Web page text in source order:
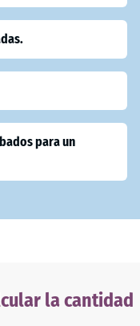
para un
la cantidad